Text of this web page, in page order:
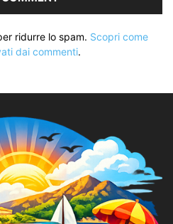
ridurre lo spam. Scopri come
dai commenti.